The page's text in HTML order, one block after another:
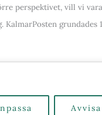
perspektivet, vill vi
KalmarPosten grundades
Kategorier &